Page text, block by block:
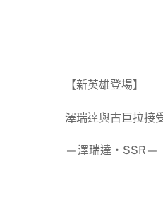
【新英雄登場】
澤瑞達與古巨拉接
—澤瑞達‧SSR—